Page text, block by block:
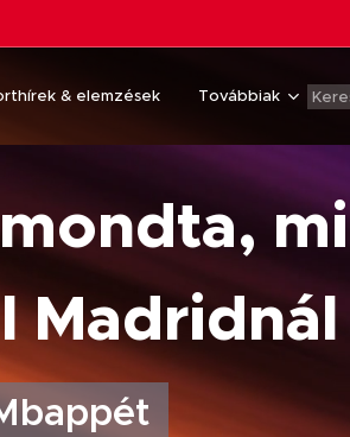
& elemzések Továbbiak
Madridnál